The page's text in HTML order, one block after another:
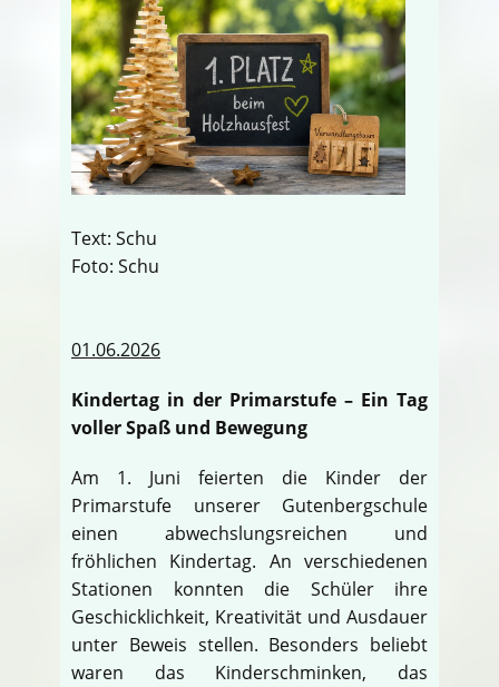
Text: Schu
Foto: Schu
01.06.2026
Kindertag in der Primarstufe – Ein Tag
voller Spaß und Bewegung
Am 1. Juni feierten die Kinder der
Primarstufe unserer Gutenbergschule
einen abwechslungsreichen und
fröhlichen Kindertag. An verschiedenen
Stationen konnten die Schüler ihre
Geschicklichkeit, Kreativität und Ausdauer
unter Beweis stellen. Besonders beliebt
waren das Kinderschminken, das